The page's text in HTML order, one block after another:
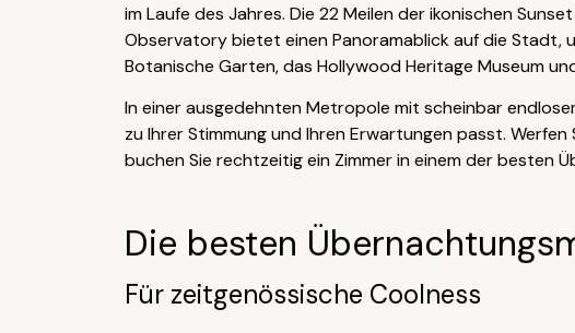
im Laufe des Jahres. Die 22 Meilen der ikonischen
Observatory bietet einen Panoramablick auf die Stadt,
Botanische Garten, das Hollywood Heritage Museum
In einer ausgedehnten Metropole mit scheinbar
zu Ihrer Stimmung und Ihren Erwartungen passt.
buchen Sie rechtzeitig ein Zimmer in einem der besten
Die besten
Für zeitgenössische Coolness